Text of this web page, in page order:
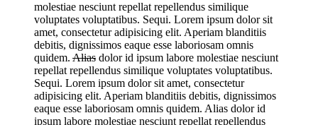
molestiae nesciunt repellat repellendus similique
voluptates voluptatibus. Sequi. Lorem ipsum dolor sit
amet, consectetur adipisicing elit. Aperiam blanditiis
debitis, dignissimos eaque esse laboriosam omnis
quidem. Alias dolor id ipsum labore molestiae nesciunt
repellat repellendus similique voluptates voluptatibus.
Sequi. Lorem ipsum dolor sit amet, consectetur
adipisicing elit. Aperiam blanditiis debitis, dignissimos
eaque esse laboriosam omnis quidem. Alias dolor id
ipsum labore molestiae nesciunt repellat repellendus